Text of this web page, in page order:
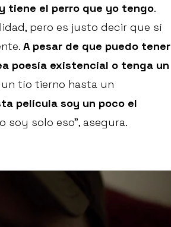
tiene el perro que yo tengo.
pero es justo decir que sí
A pesar de que puedo tener
poesía existencial o tenga un
tío tierno hasta un
película soy un poco el
soy solo eso”, asegura.